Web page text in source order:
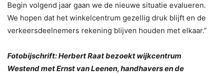
Begin volgend jaar gaan we de nieuwe situatie evalueren.
We hopen dat het winkelcentrum gezellig druk blijft en de
verkeersdeelnemers rekening blijven houden met elkaar.”
Fotobijschrift: Herbert Raat bezoekt wijkcentrum
Westend met Ernst van Leenen, handhavers en de